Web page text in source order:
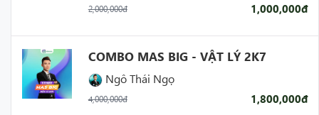
2,000,000đ 1,000,000đ
COMBO MAS BIG - VẬT LÝ 2K7
Ngô Thái Ngọ
4,000,000đ 1,800,000đ